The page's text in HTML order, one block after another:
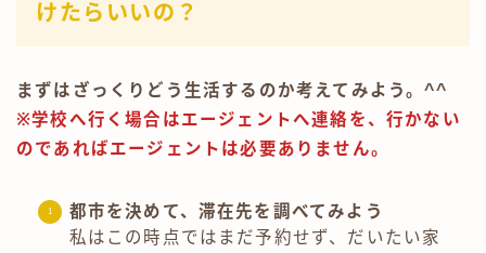
けたらいいの？
まずはざっくりどう生活するのか考えてみよう。^^
※学校へ行く場合はエージェントへ連絡を、行かない
のであればエージェントは必要ありません。
都市を決めて、滞在先を調べてみよう
私はこの時点ではまだ予約せず、だいたい家